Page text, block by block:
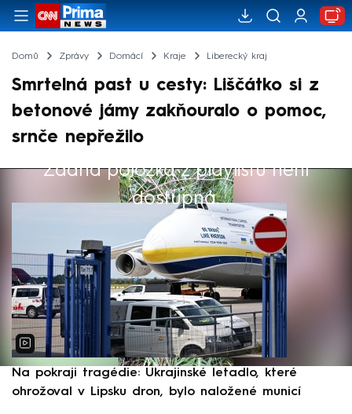
Domů Zprávy Domácí Kraje Liberecký kraj
Smrtelná past u cesty: Liščátko si z
betonové jámy zakňouralo o pomoc,
srnče nepřežilo
Žádná položka z playlistu není
dostupná.
Výběr redakce
Na pokraji tragédie: Ukrajinské letadlo, které
ohrožoval v Lipsku dron, bylo naložené municí